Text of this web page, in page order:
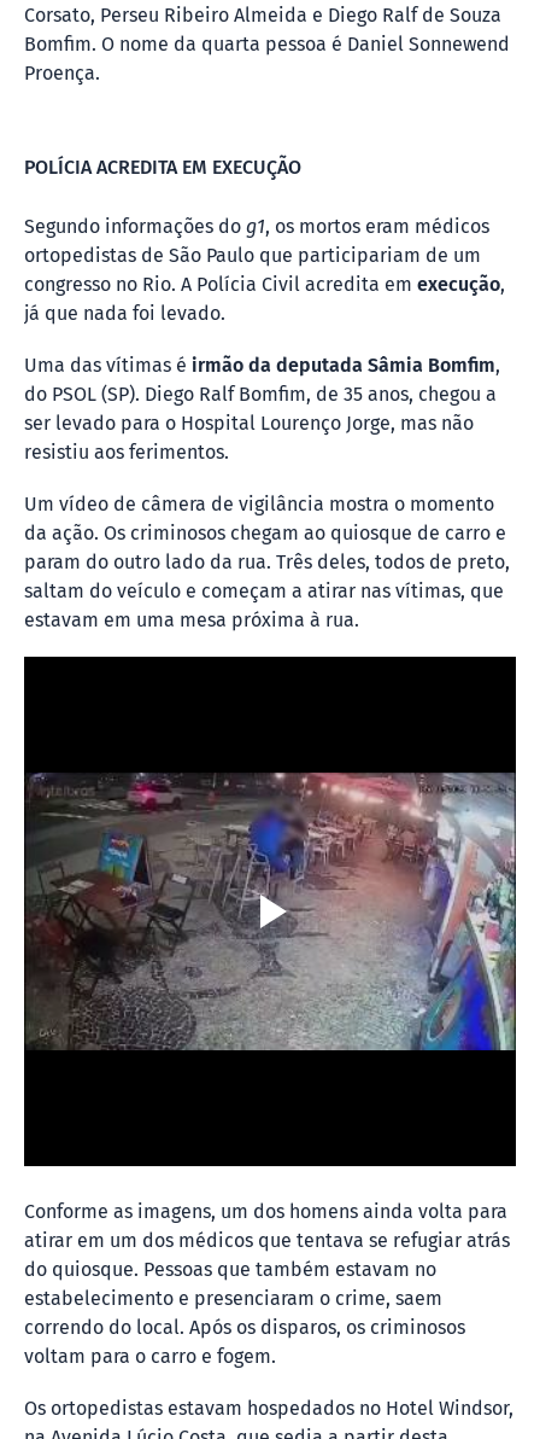
Corsato, Perseu Ribeiro Almeida e Diego Ralf de Souza
Bomfim. O nome da quarta pessoa é Daniel Sonnewend
Proença.
POLÍCIA ACREDITA EM EXECUÇÃO
Segundo informações do g1, os mortos eram médicos
ortopedistas de São Paulo que participariam de um
congresso no Rio. A Polícia Civil acredita em execução,
já que nada foi levado.
Uma das vítimas é irmão da deputada Sâmia Bomfim,
do PSOL (SP). Diego Ralf Bomfim, de 35 anos, chegou a
ser levado para o Hospital Lourenço Jorge, mas não
resistiu aos ferimentos.
Um vídeo de câmera de vigilância mostra o momento
da ação. Os criminosos chegam ao quiosque de carro e
param do outro lado da rua. Três deles, todos de preto,
saltam do veículo e começam a atirar nas vítimas, que
estavam em uma mesa próxima à rua.
Conforme as imagens, um dos homens ainda volta para
atirar em um dos médicos que tentava se refugiar atrás
do quiosque. Pessoas que também estavam no
estabelecimento e presenciaram o crime, saem
correndo do local. Após os disparos, os criminosos
voltam para o carro e fogem.
Os ortopedistas estavam hospedados no Hotel Windsor,